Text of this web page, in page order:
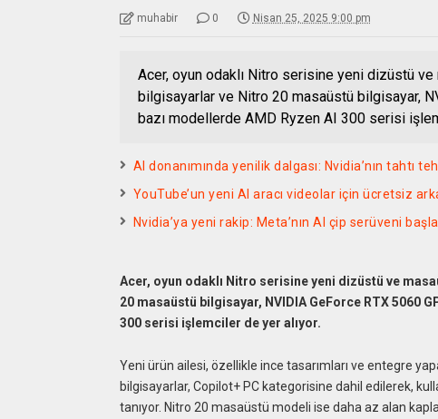
muhabir 0 Nisan 25, 2025 9:00 pm
Acer, oyun odaklı Nitro serisine yeni dizüstü
bilgisayarlar ve Nitro 20 masaüstü bilgisayar,
bazı modellerde AMD Ryzen AI 300 serisi
AI donanımında yenilik dalgası: Nvidia’nın tahtı
YouTube’un yeni AI aracı videolar için ücretsiz
Nvidia’ya yeni rakip: Meta’nın AI çip serüveni
Acer, oyun odaklı Nitro serisine yeni dizüstü ve
20 masaüstü bilgisayar, NVIDIA GeForce RTX 5060
300 serisi işlemciler de yer alıyor.
Yeni ürün ailesi, özellikle ince tasarımları ve entegre
bilgisayarlar, Copilot+ PC kategorisine dahil edilerek,
tanıyor. Nitro 20 masaüstü modeli ise daha az alan